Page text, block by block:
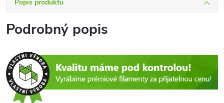
Popis produktu
Podrobný popis